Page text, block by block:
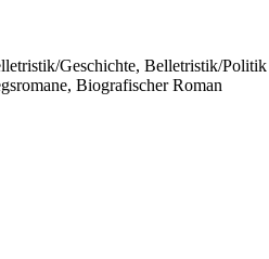
Geschichte, Belletristik/Politik
Biografischer Roman